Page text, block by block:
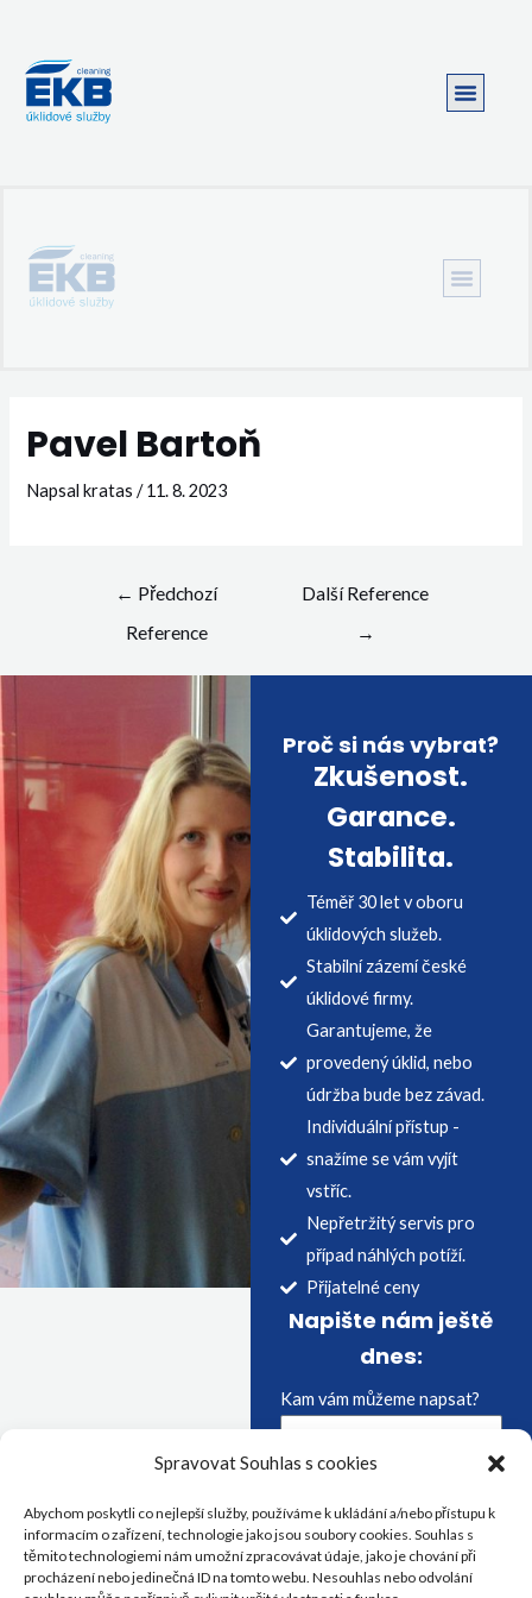
Spravovat Souhlas s cookies
Abychom poskytli co nejlepší služby, používáme k ukládání a/nebo přístupu k
informacím o zařízení, technologie jako jsou soubory cookies. Souhlas s
těmito technologiemi nám umožní zpracovávat údaje, jako je chování při
procházení nebo jedinečná ID na tomto webu. Nesouhlas nebo odvolání
Pavel Bartoň
Napsalkratas/11. 8. 2023
← Předchozí
Reference
Další Reference
→
Proč si nás vybrat?
Zkušenost.
Garance.
Stabilita.
Téměř 30 let v oboru
úklidových služeb.
Stabilní zázemí české
úklidové firmy.
Garantujeme, že
provedený úklid, nebo
údržba bude bez závad.
Individuální přístup -
snažíme se vám vyjít
vstříc.
Nepřetržitý servis pro
případ náhlých potíží.
Přijatelné ceny
Napište nám ještě
dnes:
Kam vám můžeme napsat?